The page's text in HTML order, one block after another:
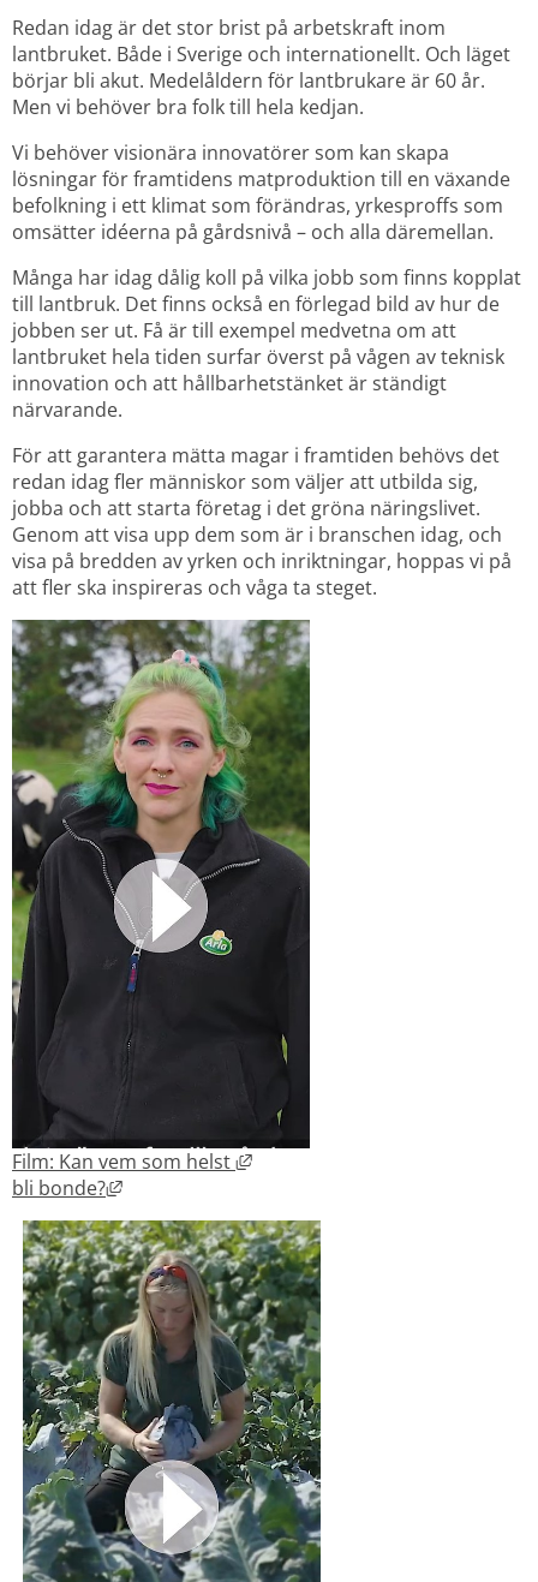
Redan idag är det stor brist på arbetskraft inom
lantbruket. Både i Sverige och internationellt. Och läget
börjar bli akut. Medelåldern för lantbrukare är 60 år.
Men vi behöver bra folk till hela kedjan.
Vi behöver visionära innovatörer som kan skapa
lösningar för framtidens matproduktion till en växande
befolkning i ett klimat som förändras, yrkesproffs som
omsätter idéerna på gårdsnivå – och alla däremellan.
Många har idag dålig koll på vilka jobb som finns kopplat
till lantbruk. Det finns också en förlegad bild av hur de
jobben ser ut. Få är till exempel medvetna om att
lantbruket hela tiden surfar överst på vågen av teknisk
innovation och att hållbarhetstänket är ständigt
närvarande.
För att garantera mätta magar i framtiden behövs det
redan idag fler människor som väljer att utbilda sig,
jobba och att starta företag i det gröna näringslivet.
Genom att visa upp dem som är i branschen idag, och
visa på bredden av yrken och inriktningar, hoppas vi på
att fler ska inspireras och våga ta steget.
Film: Kan vem som helst
Länk till annan webbplats,
bli bonde? Länk till annan webbplats, öppnas i nytt